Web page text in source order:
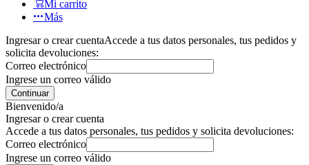
Mi carrito
Más
Ingresar o crear cuentaAccede a tus datos personales, tus pedidos y
solicita devoluciones:
Correo electrónico
Ingrese un correo válido
Continuar
Bienvenido/a
Ingresar o crear cuenta
Accede a tus datos personales, tus pedidos y solicita devoluciones:
Correo electrónico
Ingrese un correo válido